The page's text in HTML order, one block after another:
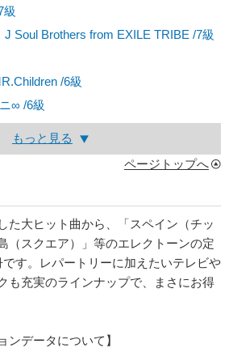
級
J Soul Brothers from EXILE TRIBE /7級
/6級
∞ /6級
もっと見る
ページトップへ
た大ヒット曲から、「スペイン（チッ
（スクエア）」等のエレクトーンの定
す。レパートリーに加えたいテレビや
も充実のラインナップで、まさにお得
ンデータについて】